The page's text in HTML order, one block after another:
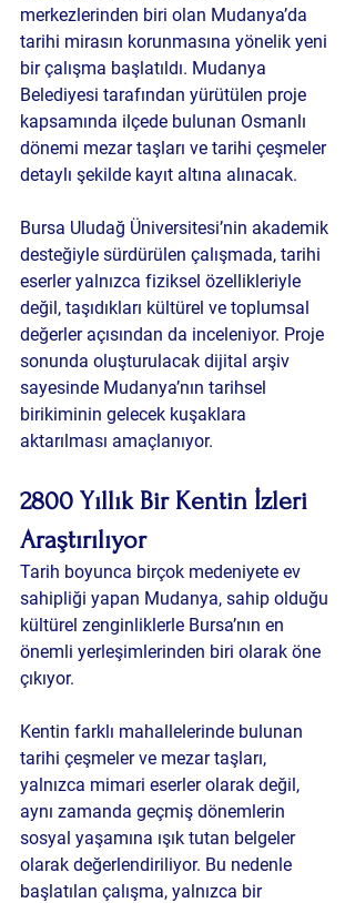
merkezlerinden biri olan Mudanya’da
tarihi mirasın korunmasına yönelik yeni
bir çalışma başlatıldı. Mudanya
Belediyesi tarafından yürütülen proje
kapsamında ilçede bulunan Osmanlı
dönemi mezar taşları ve tarihi çeşmeler
detaylı şekilde kayıt altına alınacak.
Bursa Uludağ Üniversitesi’nin akademik
desteğiyle sürdürülen çalışmada, tarihi
eserler yalnızca fiziksel özellikleriyle
değil, taşıdıkları kültürel ve toplumsal
değerler açısından da inceleniyor. Proje
sonunda oluşturulacak dijital arşiv
sayesinde Mudanya’nın tarihsel
birikiminin gelecek kuşaklara
aktarılması amaçlanıyor.
2800 Yıllık Bir Kentin İzleri
Araştırılıyor
Tarih boyunca birçok medeniyete ev
sahipliği yapan Mudanya, sahip olduğu
kültürel zenginliklerle Bursa’nın en
önemli yerleşimlerinden biri olarak öne
çıkıyor.
Kentin farklı mahallelerinde bulunan
tarihi çeşmeler ve mezar taşları,
yalnızca mimari eserler olarak değil,
aynı zamanda geçmiş dönemlerin
sosyal yaşamına ışık tutan belgeler
olarak değerlendiriliyor. Bu nedenle
başlatılan çalışma, yalnızca bir